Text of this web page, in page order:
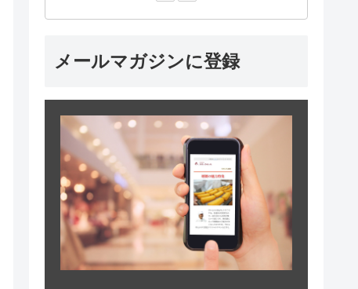
メールマガジンに登録